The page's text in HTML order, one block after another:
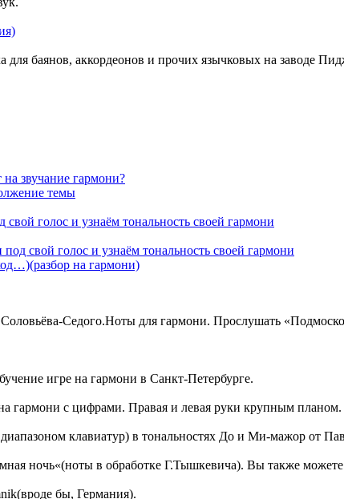
для баянов, аккордеонов и прочих язычковых на заводе
звучание гармони?
темы
голос и узнаём тональность своей гармони
свой голос и узнаём тональность своей гармони
на гармони)
Седого.Ноты для гармони. Прослушать
игре на гармони в Санкт-Петербурге.
гармони с цифрами. Правая и левая руки крупным планом.
клавиатур) в тональностях До и Ми-мажор от
ночь«(ноты в обработке Г.Тышкевича). Вы также
бы, Германия).